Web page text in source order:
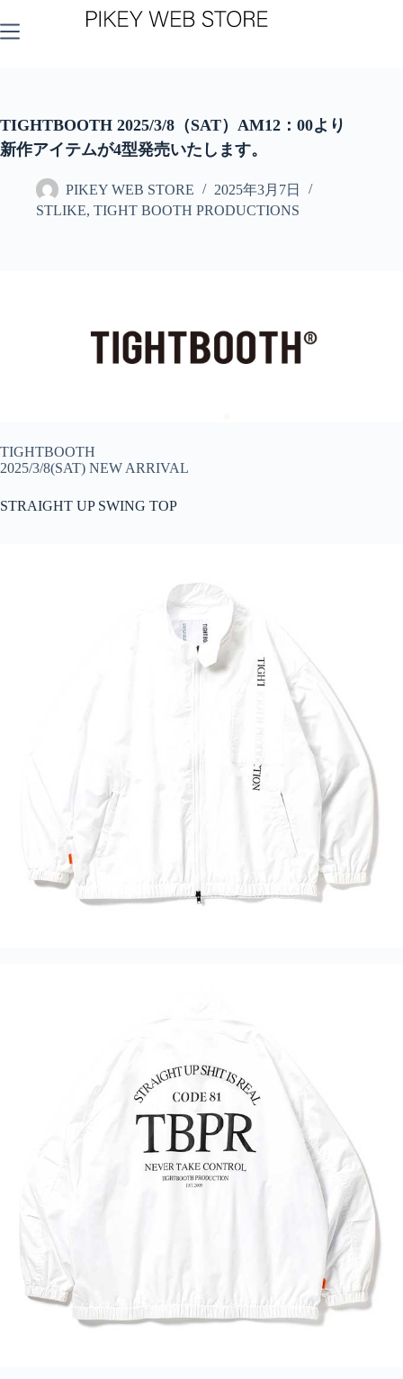
ン
ス
キ
ッ
TIGHTBOOTH 2025/3/8（SAT）AM12：00より
新作アイテムが4型発売いたします。
PIKEY WEB STORE
2025年3月7日
STLIKE, TIGHT BOOTH PRODUCTIONS
TIGHTBOOTH
2025/3/8(SAT) NEW ARRIVAL
STRAIGHT UP SWING TOP